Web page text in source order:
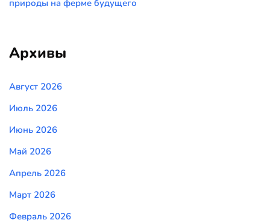
природы на ферме будущего
Архивы
Август 2026
Июль 2026
Июнь 2026
Май 2026
Апрель 2026
Март 2026
Февраль 2026